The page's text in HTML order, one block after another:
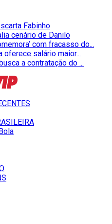
Fabinho
cenário de Danilo
com fracasso do...
oferece salário maior...
a contratação do ...